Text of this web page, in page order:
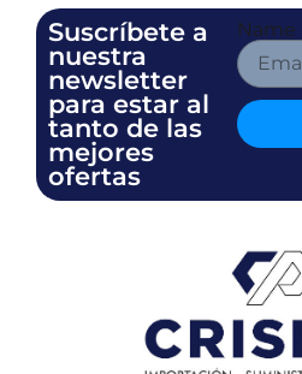
Name
Suscríbete a
nuestra
newsletter
para estar al
tanto de las
mejores
ofertas